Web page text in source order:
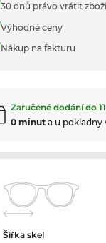
30 dnů právo vrátit
Výhodné ceny
Nákup na fakturu
Zaručené dodání do
0 minut a u pokladny
Šířka skel